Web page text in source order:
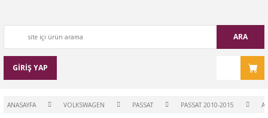
ARA
GİRİŞ YAP
ANASAYFA VOLKSWAGEN PASSAT PASSAT 2010-2015